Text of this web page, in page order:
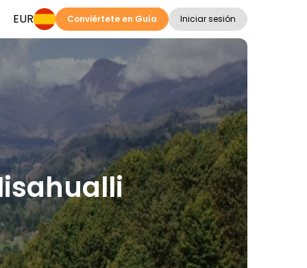
EUR Conviértete en Guía Iniciar sesión